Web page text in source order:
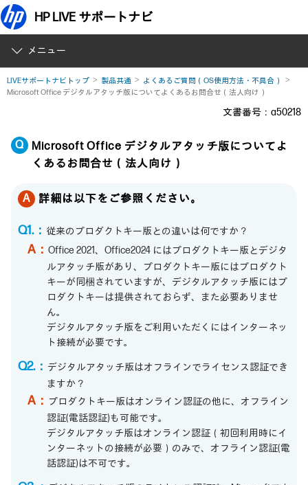
HP LIVE サポートナビ
メニュー
LIVEサポートナビトップ 製品共通
よくあるご質問（OS使用方法・不具合）
Microsoft Office デジタルアタッチ版についてよくあるお問合せ（法人向け）
文書番号：a50218
Microsoft Office デジタルアタッチ版についてよ
くあるお問合せ（法人向け）
詳細は以下をご参照ください。
Q1.： 従来のプロダクトキー版との違いは何ですか？
A：Office 2021、Office2024 にはプロダクトキー版とデジタ
ルアタッチ版があり、プロダクトキー版にはプロダクト
キーが同梱されていますが、デジタルアタッチ版にはプ
ロダクトキーは提供されておらず、また必要ありませ
ん。
デジタルアタッチ版をご利用いただくにはインターネッ
ト接続が必要です。
Q2.： デジタルアタッチ版はオフラインでライセンス認証でき
ますか？
A： プロダクトキー版はオンライン認証の他に、オフライン
認証(電話認証)も可能です。
デジタルアタッチ版はオンライン認証（初回利用時にイ
ンターネットの接続が必要）のみで、オフライン認証(電
話認証)は不可です。